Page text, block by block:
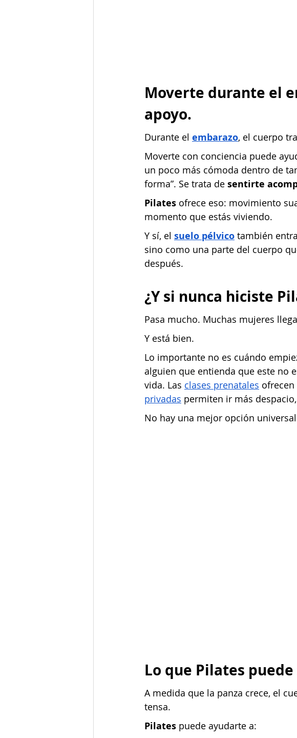
Moverte durante el
apoyo.
Durante el embarazo, el cuerpo
Moverte con conciencia puede
un poco más cómoda dentro de
forma”. Se trata de sentirte
Pilates ofrece eso: movimiento
momento que estás viviendo.
Y sí, el suelo pélvico también
sino como una parte del cuerpo
después.
¿Y si nunca hiciste
Pasa mucho. Muchas mujeres
Y está bien.
Lo importante no es cuándo
alguien que entienda que este no
vida. Las clases prenatales ofrecen
privadas permiten ir más
No hay una mejor opción
Lo que Pilates
A medida que la panza crece, el
tensa.
Pilates puede ayudarte a: